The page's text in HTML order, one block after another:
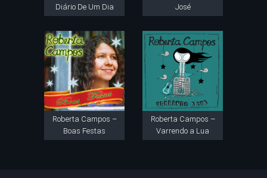
Diário De Um Dia
José
Roberta Campos –
Boas Festas
Roberta Campos –
Varrendo a Lua